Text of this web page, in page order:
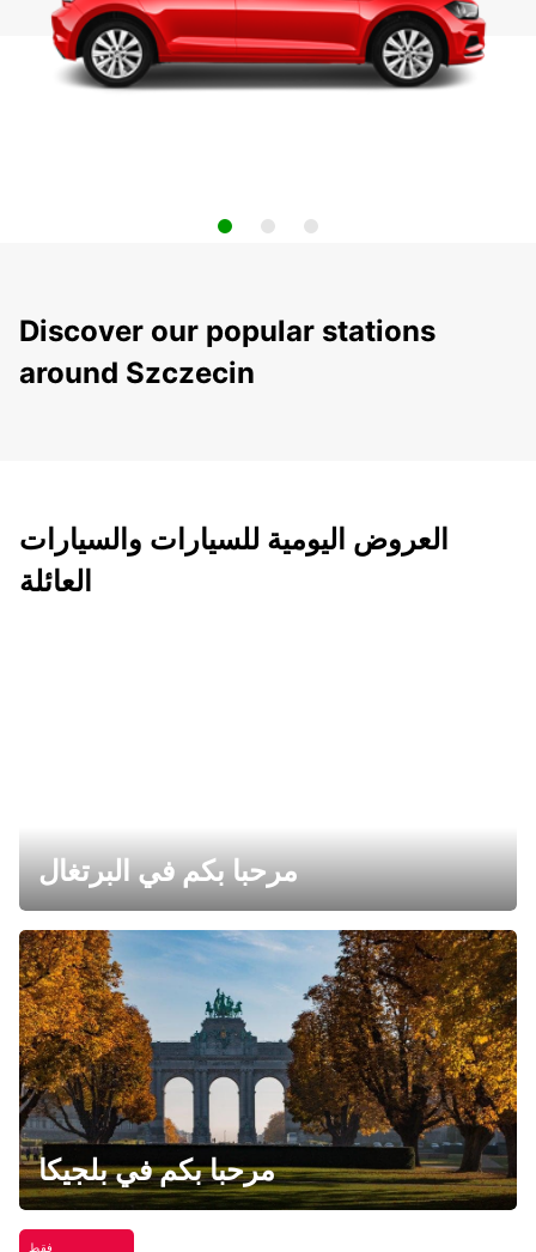
Discover our popular stations
around Szczecin
العروض اليومية للسيارات والسيارات
العائلة
مرحبا بكم في البرتغال
مرحبا بكم في بلجيكا
فقط